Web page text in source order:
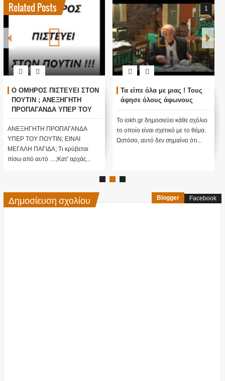
Related Posts
Ο ΟΜΗΡΟΣ ΠΙΣΤΕΥΕΙ ΣΤΟΝ
ΠΟΥΤΙΝ ; ΑΝΕΞΗΓΗΤΗ
ΠΡΟΠΑΓΑΝΔΑ ΥΠΕΡ ΤΟΥ
ΠΟΥΤΙΝ;
ΑΝΕΞΗΓΗΤΗ ΠΡΟΠΑΓΑΝΔΑ
ΥΠΕΡ ΤΟΥ ΠΟΥΤΙΝ; ΕΙΝΑΙ
ΜΕΓΑΛΗ ΠΑΓΙΔΑ; Τι κρύβεται
πίσω από αυτό ....;Κατ' αρχάς...
1
Τα είπε όλα με μιας ! Τους
άφησε όλους άφωνους
Το iokh.gr δημοσιεύει κάθε σχόλιο
το οποίο είναι σχετικό με το θέμα.
Ωστόσο, αυτό δεν σημαίνει ότι...
Δημοσίευση σχολίου Blogger Facebook